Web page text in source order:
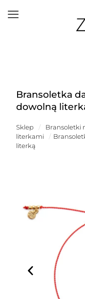
Bransoletka
dowolną
Sklep / Bransoletki
literkami
/
literką